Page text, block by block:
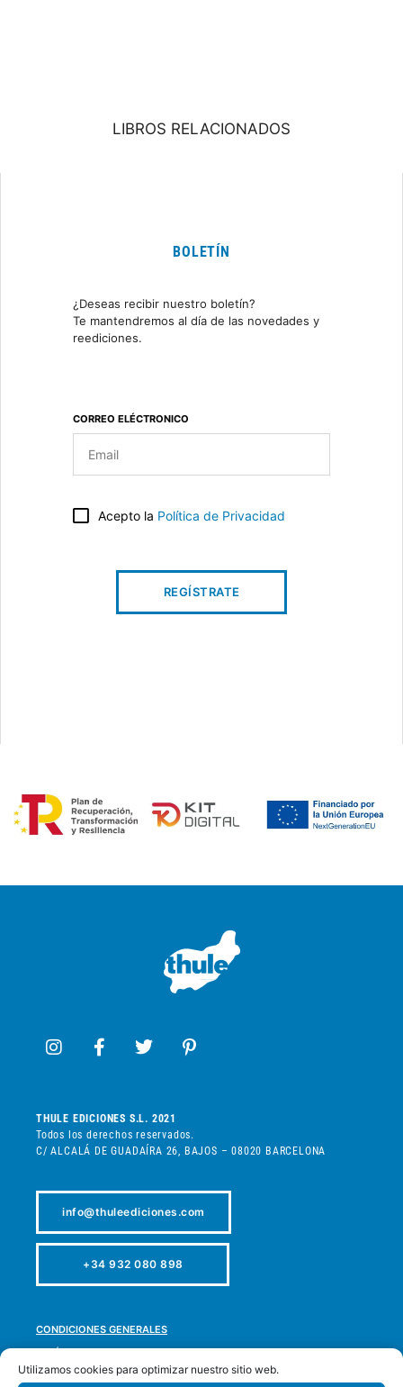
Utilizamos cookies para optimizar nuestro sitio web.
LIBROS RELACIONADOS
BOLETÍN
¿Deseas recibir nuestro boletín?
Te mantendremos al día de las novedades y
reediciones.
CORREO ELÉCTRONICO
Acepto la Política de Privacidad
REGÍSTRATE
THULE EDICIONES S.L. 2021
Todos los derechos reservados.
C/ ALCALÁ DE GUADAÍRA 26, BAJOS – 08020 BARCELONA
info@thuleediciones.com
+34 932 080 898
CONDICIONES GENERALES
POLÍTICA DE PRIVACIDAD
POLÍTICA DE COOKIES